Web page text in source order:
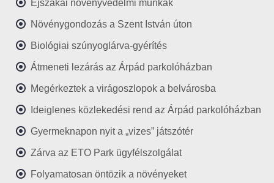
Éjszakai növényvédelmi munkák
Növénygondozás a Szent István úton
Biológiai szúnyoglárva-gyérítés
Átmeneti lezárás az Árpád parkolóházban
Megérkeztek a virágoszlopok a belvárosba
Ideiglenes közlekedési rend az Árpád parkolóházban
Gyermeknapon nyit a „vizes” játszótér
Zárva az ETO Park ügyfélszolgálat
Folyamatosan öntözik a növényeket